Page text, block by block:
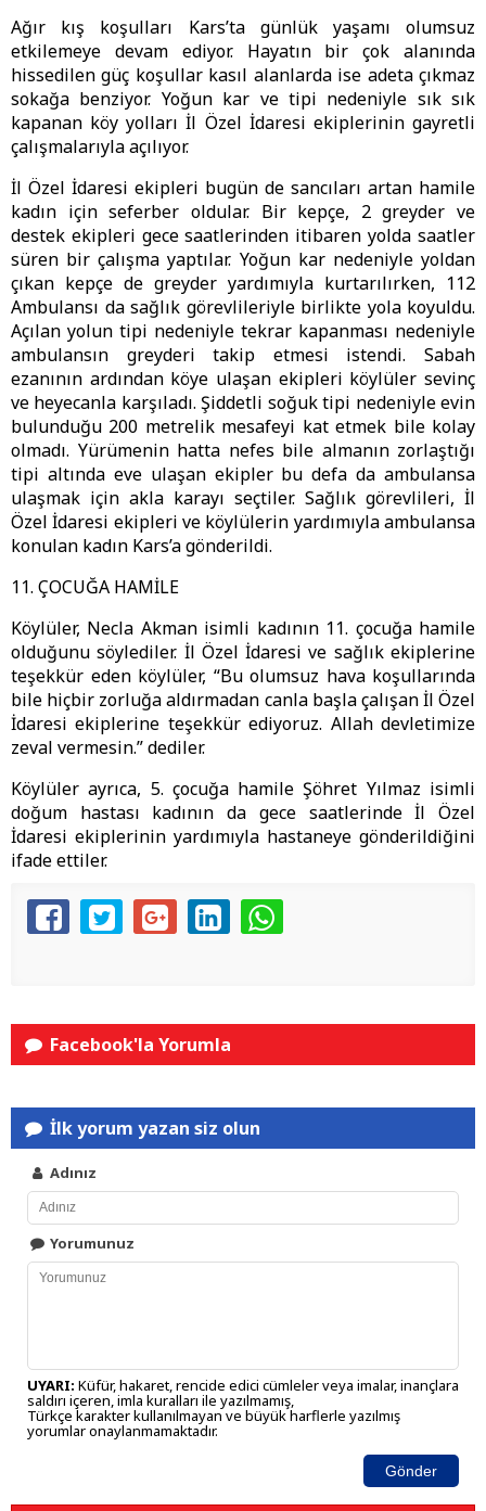
Ağır kış koşulları Kars’ta günlük yaşamı olumsuz
etkilemeye devam ediyor. Hayatın bir çok alanında
hissedilen güç koşullar kasıl alanlarda ise adeta çıkmaz
sokağa benziyor. Yoğun kar ve tipi nedeniyle sık sık
kapanan köy yolları İl Özel İdaresi ekiplerinin gayretli
çalışmalarıyla açılıyor.
İl Özel İdaresi ekipleri bugün de sancıları artan hamile
kadın için seferber oldular. Bir kepçe, 2 greyder ve
destek ekipleri gece saatlerinden itibaren yolda saatler
süren bir çalışma yaptılar. Yoğun kar nedeniyle yoldan
çıkan kepçe de greyder yardımıyla kurtarılırken, 112
Ambulansı da sağlık görevlileriyle birlikte yola koyuldu.
Açılan yolun tipi nedeniyle tekrar kapanması nedeniyle
ambulansın greyderi takip etmesi istendi. Sabah
ezanının ardından köye ulaşan ekipleri köylüler sevinç
ve heyecanla karşıladı. Şiddetli soğuk tipi nedeniyle evin
bulunduğu 200 metrelik mesafeyi kat etmek bile kolay
olmadı. Yürümenin hatta nefes bile almanın zorlaştığı
tipi altında eve ulaşan ekipler bu defa da ambulansa
ulaşmak için akla karayı seçtiler. Sağlık görevlileri, İl
Özel İdaresi ekipleri ve köylülerin yardımıyla ambulansa
konulan kadın Kars’a gönderildi.
11. ÇOCUĞA HAMİLE
Köylüler, Necla Akman isimli kadının 11. çocuğa hamile
olduğunu söylediler. İl Özel İdaresi ve sağlık ekiplerine
teşekkür eden köylüler, “Bu olumsuz hava koşullarında
bile hiçbir zorluğa aldırmadan canla başla çalışan İl Özel
İdaresi ekiplerine teşekkür ediyoruz. Allah devletimize
zeval vermesin.” dediler.
Köylüler ayrıca, 5. çocuğa hamile Şöhret Yılmaz isimli
doğum hastası kadının da gece saatlerinde İl Özel
İdaresi ekiplerinin yardımıyla hastaneye gönderildiğini
ifade ettiler.
Facebook'la Yorumla
İlk yorum yazan siz olun
Adınız
Yorumunuz
UYARI: Küfür, hakaret, rencide edici cümleler veya imalar, inançlara
saldırı içeren, imla kuralları ile yazılmamış,
Türkçe karakter kullanılmayan ve büyük harflerle yazılmış
yorumlar onaylanmamaktadır.
Gönder